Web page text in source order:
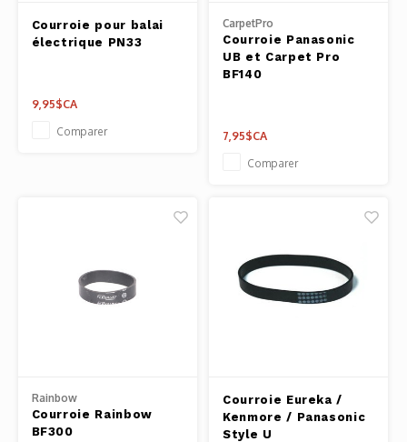
Courroie pour balai
électrique PN33
9,95$CA
Comparer
CarpetPro
Courroie Panasonic
UB et Carpet Pro
BF140
7,95$CA
Comparer
Rainbow
Courroie Rainbow
BF300
Courroie Eureka /
Kenmore / Panasonic
Style U